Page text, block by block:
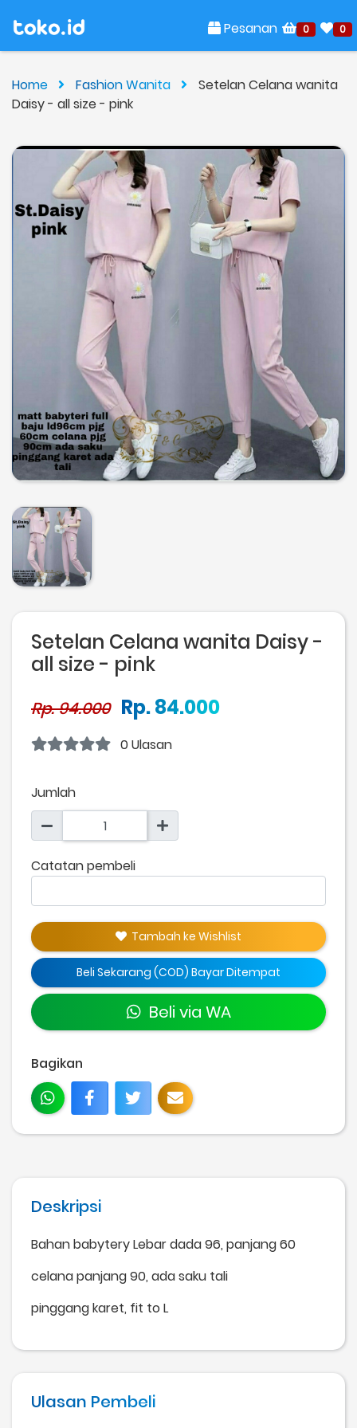
Pesanan 0 0
Home Fashion Wanita
Setelan Celana wanita
Daisy - all size - pink
Setelan Celana wanita Daisy -
all size - pink
Rp. 94.000 Rp. 84.000
0 Ulasan
Jumlah
Catatan pembeli
Tambah ke Wishlist
Beli Sekarang (COD) Bayar Ditempat
Beli via WA
Bagikan
Deskripsi
Bahan babytery Lebar dada 96, panjang 60
celana panjang 90, ada saku tali
pinggang karet, fit to L
Ulasan Pembeli